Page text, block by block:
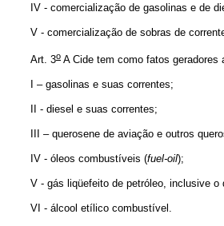
IV - comercialização de gasolinas e de
V - comercialização de sobras de
Art. 3o A Cide tem como fatos
I – gasolinas e suas correntes;
II - diesel e suas correntes;
III – querosene de aviação e outros
IV - óleos combustíveis (fuel-oil);
V - gás liqüefeito de petróleo, inclusive
VI - álcool etílico combustível.